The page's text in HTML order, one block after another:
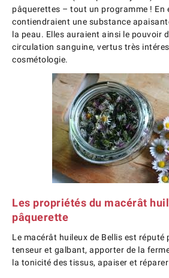
pâquerettes – tout un programme ! En
contiendraient une substance
la peau. Elles auraient ainsi le pouvoir
circulation sanguine, vertus très
cosmétologie.
Les propriétés du macérât
pâquerette
Le macérât huileux de Bellis est réputé
tenseur et galbant, apporter de la
la tonicité des tissus, apaiser et